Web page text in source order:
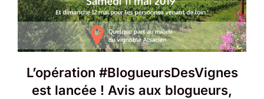
L’opération #BlogueursDesVignes
est lancée ! Avis aux blogueurs,